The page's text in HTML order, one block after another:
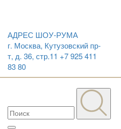
АДРЕС ШОУ-РУМА
г. Москва, Кутузовский пр-
т, д. 36, стр.11 +7 925 411
83 80